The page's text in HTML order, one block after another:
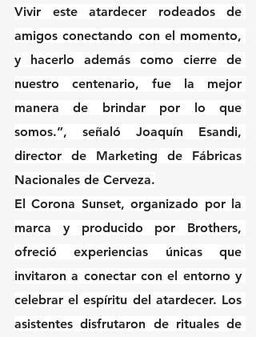
Vivir este atardecer rodeados de
amigos conectando con el momento,
y hacerlo además como cierre de
nuestro centenario, fue la mejor
manera de brindar por lo que
somos.”, señaló Joaquín Esandi,
director de Marketing de Fábricas
Nacionales de Cerveza.
El Corona Sunset, organizado por la
marca y producido por Brothers,
ofreció experiencias únicas que
invitaron a conectar con el entorno y
celebrar el espíritu del atardecer. Los
asistentes disfrutaron de rituales de